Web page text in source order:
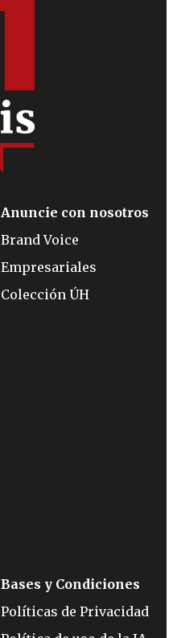
Anuncie con nosotros
Brand Voice
Empresariales
Colección ÚH
Bases y Condiciones
Políticas de Privacidad